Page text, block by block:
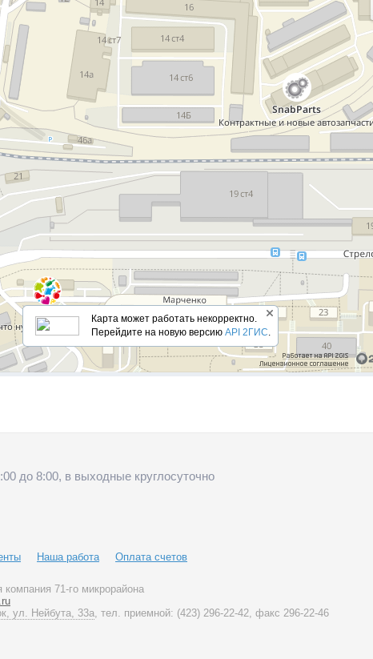
42а 44а 46 52а 52б 54
54а
56а 58 59 60 61 64 66 66а 68 68а
70
72 88
6 6а 8б 8в 10 10а 11 12 12а 14
14а 14в 16 16а 16б 16г 16д 18 18а 18б
20 20а 24а 26
38
18 24 35
3а
6 6а 6б
70 76
14 28/30
13 15 29 41 51
2 6 8 13 15 17 19
Карта ​​может работать некорректно.
Перейдите на новую версию API 2ГИС.
до 8:00, в выходные круглосуточно
Наша работа Оплата счетов
71-го микрорайона
ул. Нейбута, 33а, тел. приемной: (423) 296-22-42, факс 296-22-46